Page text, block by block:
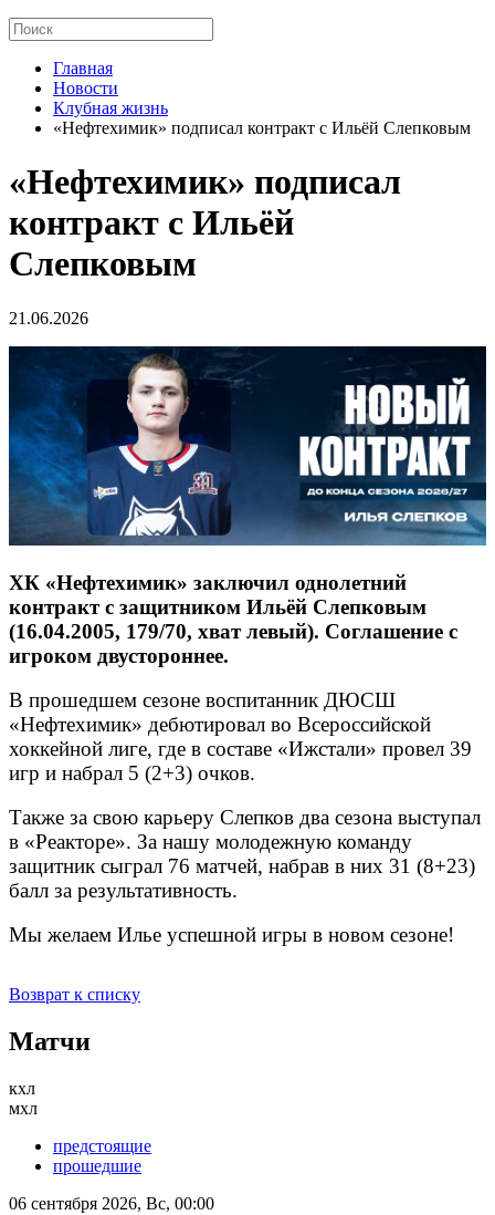
Главная
Новости
Клубная жизнь
«Нефтехимик» подписал контракт с Ильёй Слепковым
«Нефтехимик» подписал
контракт с Ильёй
Слепковым
21.06.2026
ХК «Нефтехимик» заключил однолетний
контракт с защитником Ильёй Слепковым
(16.04.2005, 179/70, хват левый). Соглашение с
игроком двустороннее.
В прошедшем сезоне воспитанник ДЮСШ
«Нефтехимик» дебютировал во Всероссийской
хоккейной лиге, где в составе «Ижстали» провел 39
игр и набрал 5 (2+3) очков.
Также за свою карьеру Слепков два сезона выступал
в «Реакторе». За нашу молодежную команду
защитник сыграл 76 матчей, набрав в них 31 (8+23)
балл за результативность.
Мы желаем Илье успешной игры в новом сезоне!
Возврат к списку
Матчи
кхл
мхл
предстоящие
прошедшие
06 сентября 2026, Вс, 00:00